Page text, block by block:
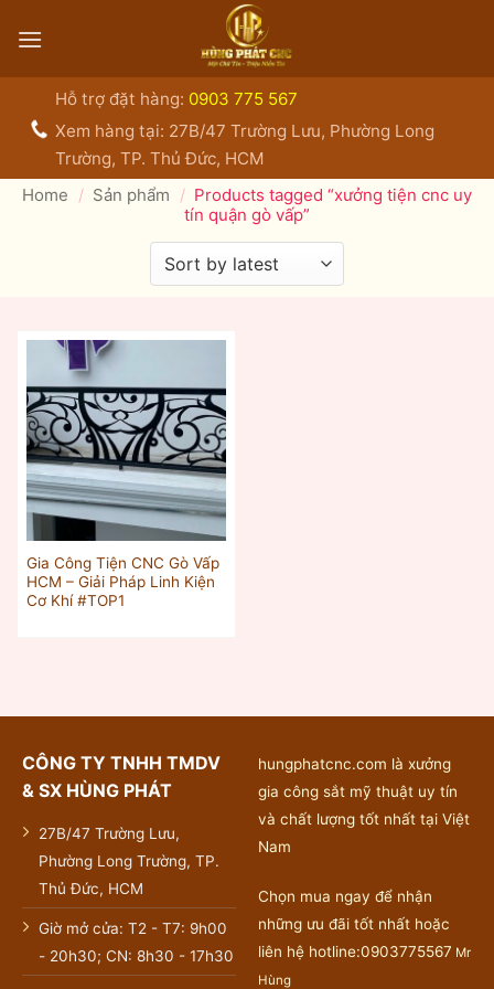
qua
Hỗ trợ đặt hàng: 0903 775 567
Xem hàng tại: 27B/47 Trường Lưu, Phường Long
Trường, TP. Thủ Đức, HCM
Home / Sản phẩm / Products tagged “xưởng tiện cnc uy
tín quận gò vấp”
Gia Công Tiện CNC Gò Vấp
HCM – Giải Pháp Linh Kiện
Cơ Khí #TOP1
CÔNG TY TNHH TMDV
& SX HÙNG PHÁT
27B/47 Trường Lưu,
Phường Long Trường, TP.
Thủ Đức, HCM
Giờ mở cửa: T2 - T7: 9h00
- 20h30; CN: 8h30 - 17h30
hungphatcnc.com là xưởng
gia công sắt mỹ thuật uy tín
và chất lượng tốt nhất tại Việt
Nam
Chọn mua ngay để nhận
những ưu đãi tốt nhất hoặc
liên hệ hotline:0903775567 Mr
Hùng